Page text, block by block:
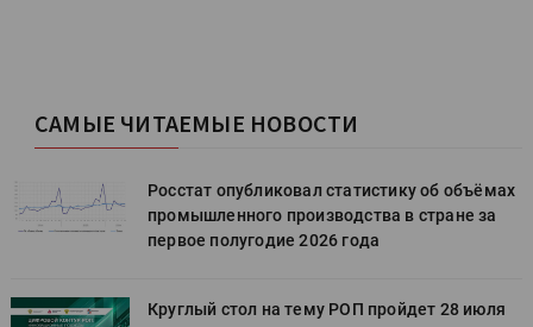
САМЫЕ ЧИТАЕМЫЕ НОВОСТИ
Росстат опубликовал статистику об объёмах
промышленного производства в стране за
первое полугодие 2026 года
Круглый стол на тему РОП пройдет 28 июля